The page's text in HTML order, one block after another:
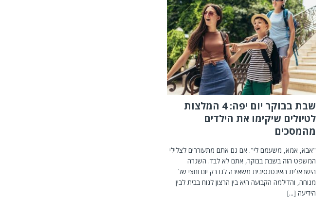
שבת בבוקר יום יפה: 4 המלצות
לטיולים שיקימו את הילדים
מהמסכים
"אבא, אמא, משעמם לי". אם גם אתם מתעוררים לצלילי
המשפט הזה בשבת בבוקר, אתם לא לבד. השגרה
הישראלית האינטנסיבית משאירה לנו רק יום וחצי של
מנוחה, והדילמה הקבועה היא בין הרצון לנוח בבית לבין
הידיעה [...]